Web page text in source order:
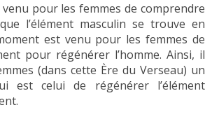
pour les femmes de comprendre
l’élément masculin se trouve en
est venu pour les femmes de
pour régénérer l’homme. Ainsi, il
(dans cette Ère du Verseau) un
est celui de régénérer l’élément